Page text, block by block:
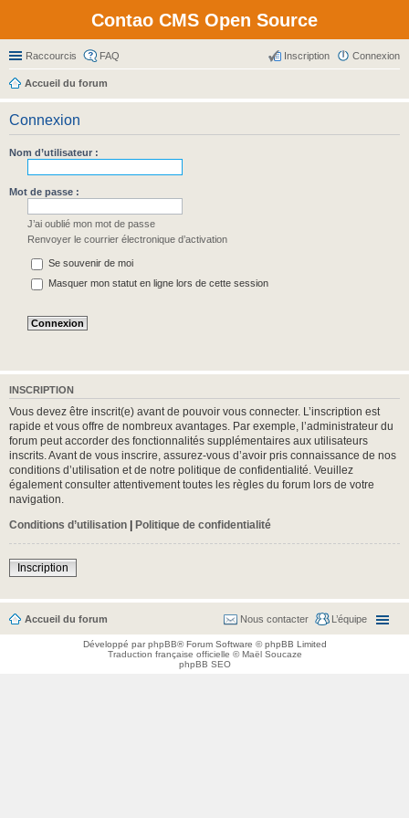
Contao CMS Open Source
Raccourcis FAQ Connexion
Inscription
Accueil du forum
Connexion
Nom d’utilisateur :
Mot de passe :
J’ai oublié mon mot de passe
Renvoyer le courrier électronique d’activation
Se souvenir de moi
Masquer mon statut en ligne lors de cette session
INSCRIPTION
Vous devez être inscrit(e) avant de pouvoir vous connecter. L’inscription est
rapide et vous offre de nombreux avantages. Par exemple, l’administrateur du
forum peut accorder des fonctionnalités supplémentaires aux utilisateurs
inscrits. Avant de vous inscrire, assurez-vous d’avoir pris connaissance de nos
conditions d’utilisation et de notre politique de confidentialité. Veuillez
également consulter attentivement toutes les règles du forum lors de votre
navigation.
Conditions d’utilisation | Politique de confidentialité
Inscription
Accueil du forum L’équipe
Nous contacter
Développé parphpBB® Forum Software © phpBB Limited
Traduction française officielle ©Maël Soucaze
phpBB SEO